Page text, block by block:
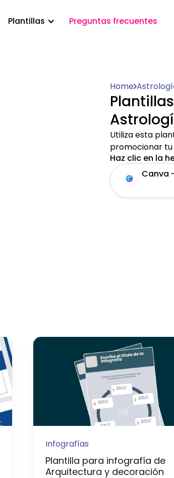
Plantillas Preguntas frecuentes
Home
Utiliza esta
promocionar
Haz clic en la
Canva
Infografías
Plantilla para infografía de
Arquitectura y decoración